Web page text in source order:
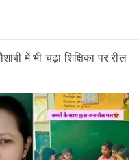
में भी चढ़ा शिक्षिका पर रील